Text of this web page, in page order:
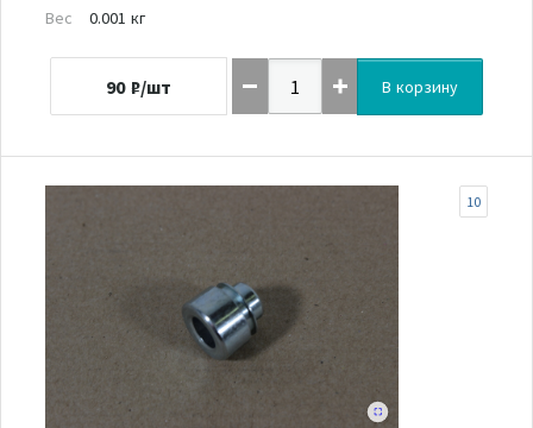
Вес
0.001 кг
90 ₽/шт В корзину
10